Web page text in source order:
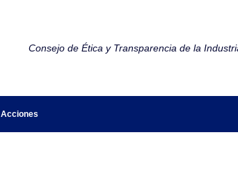
Consejo de Ética y Transparencia de la
Acciones